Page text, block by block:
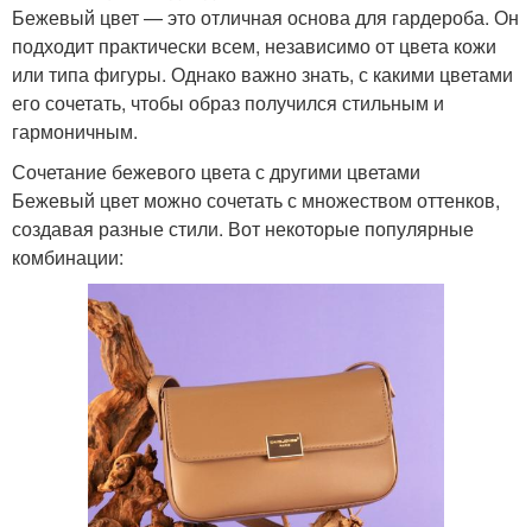
Цветы с нейтральными
оттенками
Цветы с
металлическими
акцентами
Цвета в интерьерном
дизайне
Цветы на человека
Цвета в комнате
Бежевый цвет — это отличная основа для гардероба. Он
подходит практически всем, независимо от цвета кожи
или типа фигуры. Однако важно знать, с какими цветами
его сочетать, чтобы образ получился стильным и
гармоничным.
Сочетание бежевого цвета с другими цветами
Бежевый цвет можно сочетать с множеством оттенков,
создавая разные стили. Вот некоторые популярные
комбинации: